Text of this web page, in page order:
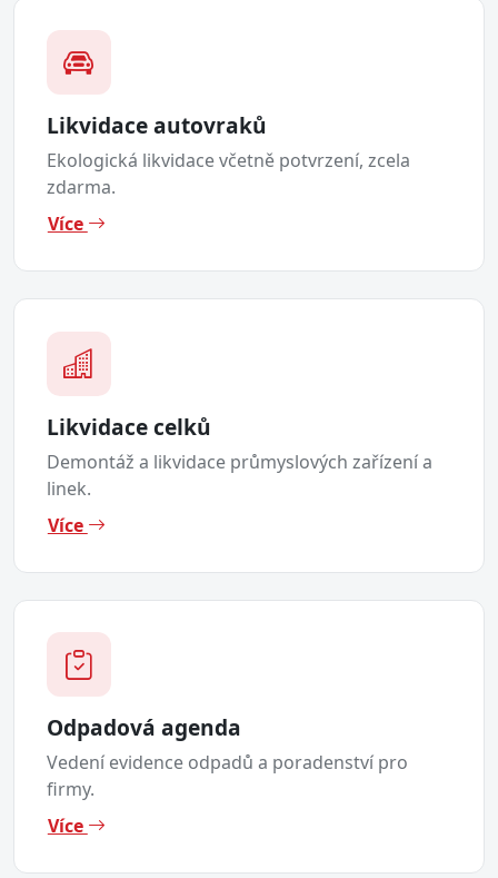
Likvidace autovraků
Ekologická likvidace včetně potvrzení, zcela
zdarma.
Více
Likvidace celků
Demontáž a likvidace průmyslových zařízení a
linek.
Více
Odpadová agenda
Vedení evidence odpadů a poradenství pro
firmy.
Více